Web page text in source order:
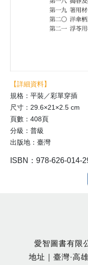
【詳細資料】
規格：平裝／彩單穿插
尺寸：29.6×21×2.5 cm
頁數：408頁
分級：普級
出版地：臺灣
ISBN：978-626-014-
愛智圖書有限
地址｜臺灣·高